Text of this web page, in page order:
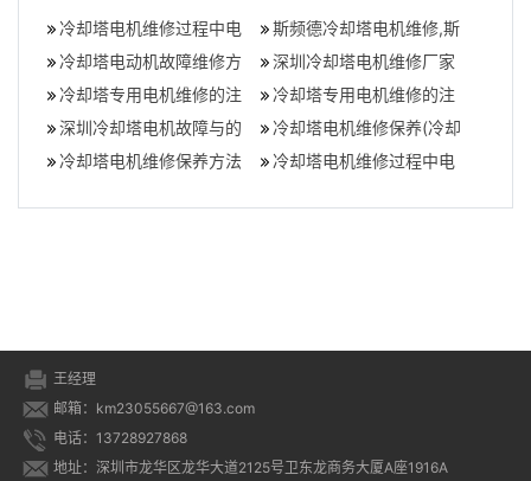
冷却塔电机维修过程中电
机轴向振动大的原因(冷却
塔电机保养
斯频德冷却塔电机维修,斯
频德冷却塔电机故障怎么
办
冷却塔电动机故障维修方
法
深圳冷却塔电机维修厂家
怎么挑选,冷却塔电机维修
注意事项
冷却塔专用电机维修的注
意事项(冷却塔电机更换方
案)
冷却塔专用电机维修的注
意事项(冷却塔电机安装)
深圳冷却塔电机故障与的
维修方法(电机常见故障及
冷却塔电机维修保养(冷却
塔专用电机,良机冷却塔电
冷却塔电机维修保养方法
冷却塔电机维修过程中电
王经理
邮箱：km23055667@163.com
电话：13728927868
地址：深圳市龙华区龙华大道2125号卫东龙商务大厦A座1916A